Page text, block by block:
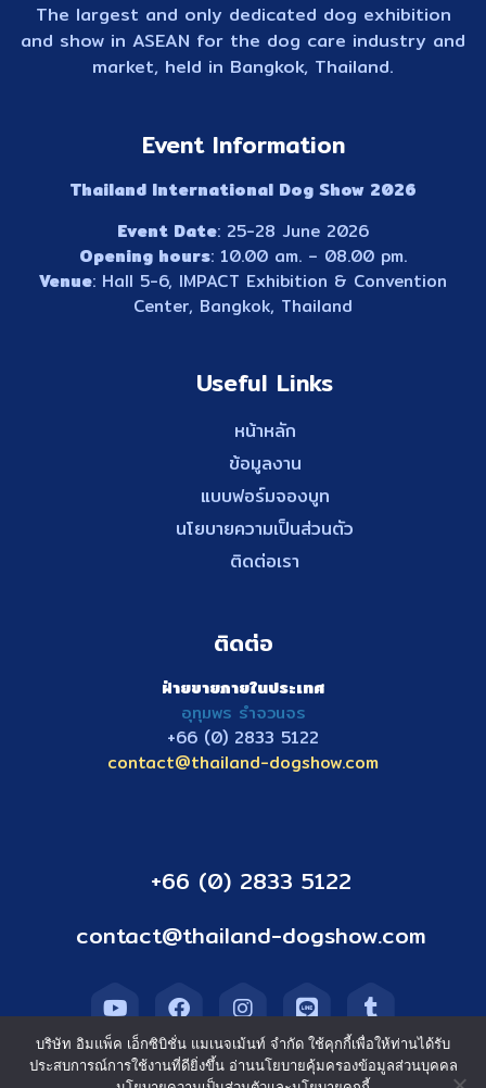
The largest and only dedicated dog exhibition
and show in ASEAN for the dog care industry and
market, held in Bangkok, Thailand.
Event Information
Thailand International Dog Show 2026
Event Date: 25-28 June 2026
Opening hours: 10.00 am. – 08.00 pm.
Venue: Hall 5-6, IMPACT Exhibition & Convention
Center, Bangkok, Thailand
Useful Links
หน้าหลัก
ข้อมูลงาน
แบบฟอร์มจองบูท
นโยบายความเป็นส่วนตัว
ติดต่อเรา
ติดต่อ
ฝ่ายขายภายในประเทศ
อุทุมพร รำจวนจร
+66 (0) 2833 5122
contact@thailand-dogshow.com
+66 (0) 2833 5122
contact@thailand-dogshow.com
บริษัท อิมแพ็ค เอ็กซิบิชั่น แมเนจเม้นท์ จำกัด ใช้คุกกี้เพื่อให้ท่านได้รับ
ประสบการณ์การใช้งานที่ดียิ่งขึ้น อ่านนโยบายคุ้มครองข้อมูลส่วนบุคคล